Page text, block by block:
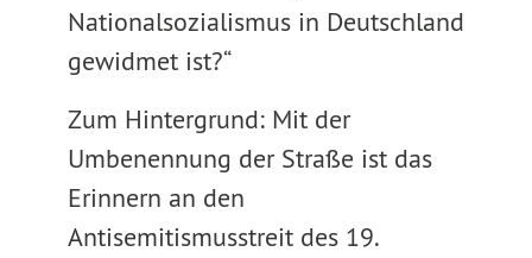
Nationalsozialismus in Deutschland
gewidmet ist?“
Zum Hintergrund: Mit der
Umbenennung der Straße ist das
Erinnern an den
Antisemitismusstreit des 19.